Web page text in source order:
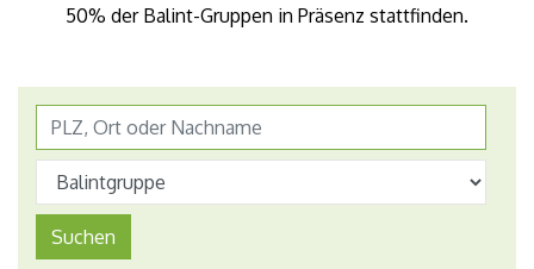
50% der Balint-Gruppen in Präsenz stattfinden.
Suchen